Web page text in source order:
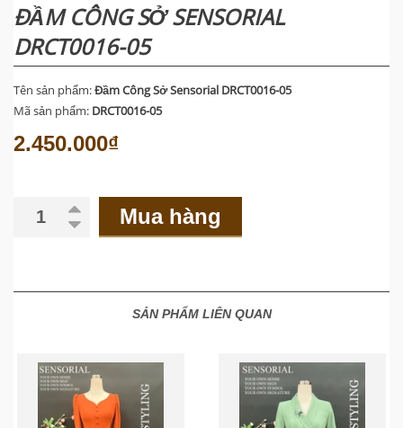
ĐẦM CÔNG SỞ SENSORIAL
DRCT0016-05
Tên sản phẩm:Đầm Công Sở Sensorial DRCT0016-05
Mã sản phẩm: DRCT0016-05
2.450.000₫
Mua hàng
SẢN PHẨM LIÊN QUAN